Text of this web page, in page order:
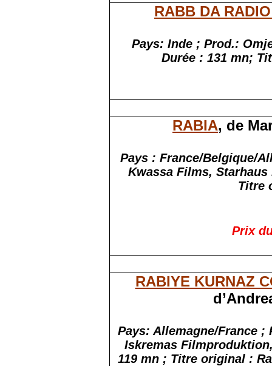
RABB DA
Pays: Inde ; Prod.:
Durée : 131 mn;
RABIA, de
Pays : France/Belgique/
Kwassa Films,
Titre
Prix
RABIYE KURNAZ
Pays: Allemagne/France ;
Iskremas
119 mn ; Titre original :